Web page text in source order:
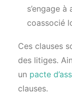
s’engage
coassocié
Ces clauses
des litiges.
un pacte
clauses.